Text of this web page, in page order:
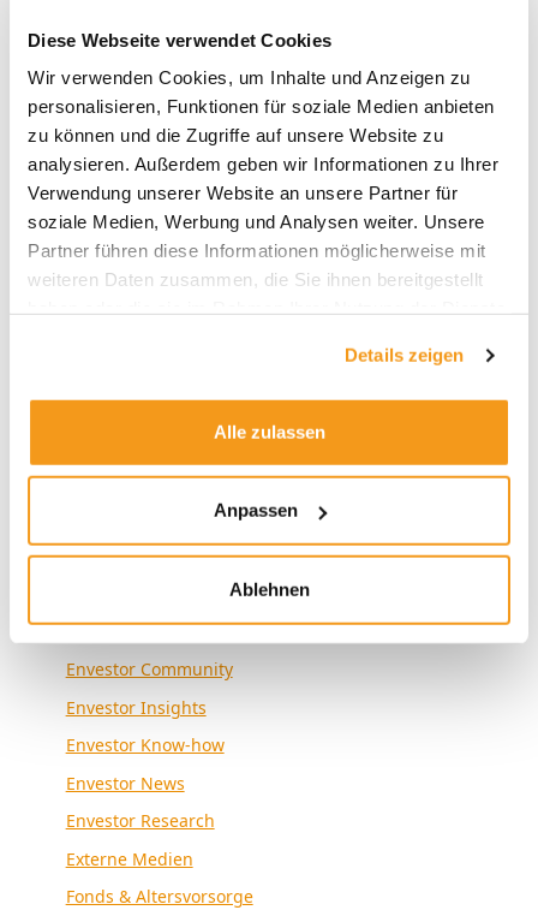
Diese Webseite verwendet Cookies
Wir verwenden Cookies, um Inhalte und Anzeigen zu
personalisieren, Funktionen für soziale Medien anbieten
zu können und die Zugriffe auf unsere Website zu
analysieren. Außerdem geben wir Informationen zu Ihrer
Verwendung unserer Website an unsere Partner für
soziale Medien, Werbung und Analysen weiter. Unsere
Partner führen diese Informationen möglicherweise mit
weiteren Daten zusammen, die Sie ihnen bereitgestellt
Details zeigen
Alle zulassen
Anpassen
Ablehnen
Archive
2026
2025
2024
2023
2021
2020
Kategorien
Envestor Academy
Envestor Community
Envestor Insights
Envestor Know-how
Envestor News
Envestor Research
Externe Medien
Fonds & Altersvorsorge